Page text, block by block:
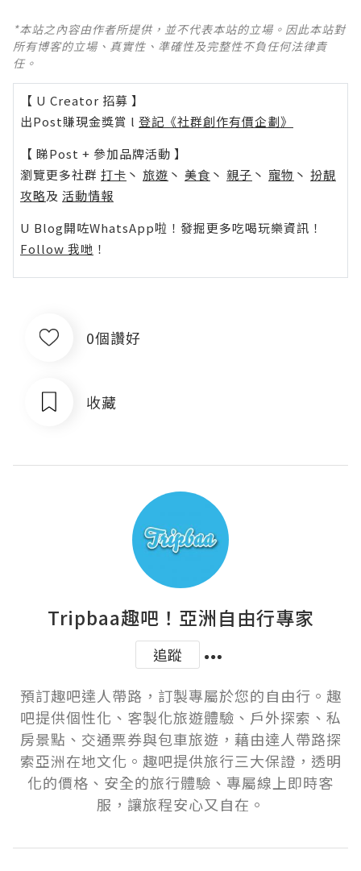
*本站之內容由作者所提供，並不代表本站的立場。因此本站對
所有博客的立場、真實性、準確性及完整性不負任何法律責
任。
【 U Creator 招募 】
出Post賺現金獎賞 l 登記《社群創作有價企劃》
【 睇Post + 參加品牌活動 】
瀏覽更多社群 打卡 丶 旅遊 丶 美食 丶 親子 丶 寵物 丶 扮靚
攻略及 活動情報
U Blog開咗WhatsApp啦！發掘更多吃喝玩樂資訊！
Follow 我哋 ！
0個讚好
收藏
Tripbaa趣吧！亞洲自由行專家
追蹤
預訂趣吧達人帶路，訂製專屬於您的自由行。趣
吧提供個性化、客製化旅遊體驗、戶外探索、私
房景點、交通票券與包車旅遊，藉由達人帶路探
索亞洲在地文化。趣吧提供旅行三大保證，透明
化的價格、安全的旅行體驗、專屬線上即時客
服，讓旅程安心又自在。